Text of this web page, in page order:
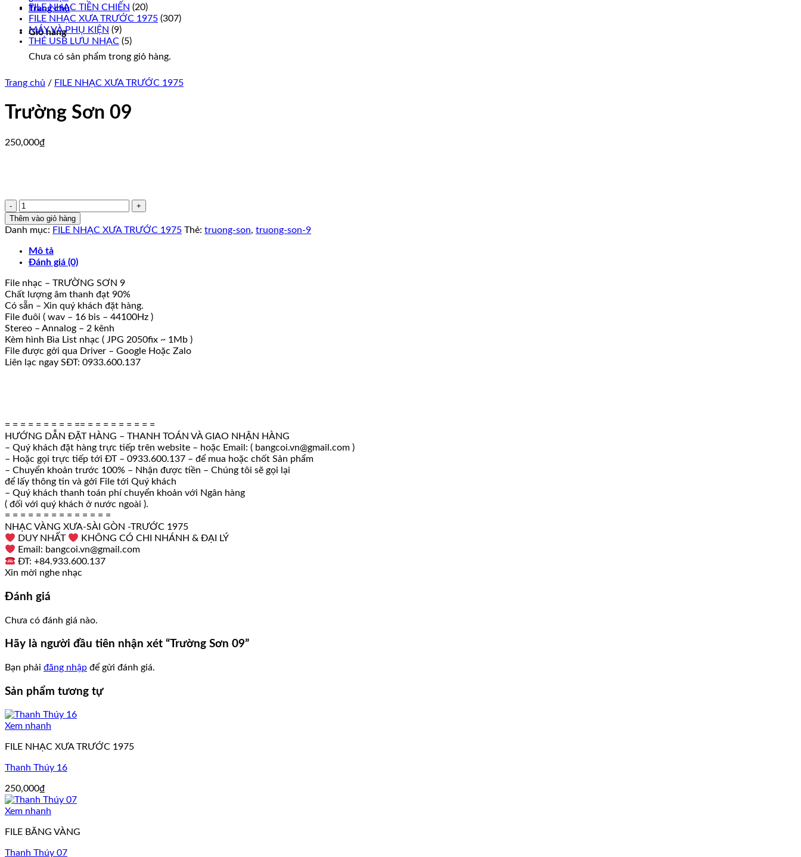
Trang chủ
Giỏ hàng
Chưa có sản phẩm trong giỏ hàng.
FILE NHẠC TIỀN CHIẾN (20)
FILE NHẠC XƯA TRƯỚC 1975 (307)
MÁY VÀ PHỤ KIỆN (9)
THẺ USB LƯU NHẠC (5)
Trang chủ / FILE NHẠC XƯA TRƯỚC 1975
Trường Sơn 09
250,000₫
Trường
Sơn
09
lượng
Thêm vào giỏ hàng
Danh mục: FILE NHẠC XƯA TRƯỚC 1975 Thẻ: truong-son, truong-son-9
Mô tả
Đánh giá (0)
File nhạc – TRƯỜNG SƠN 9
Chất lượng âm thanh đạt 90%
Có sẵn – Xin quý khách đặt hàng.
File đuôi ( wav – 16 bis – 44100Hz )
Stereo – Annalog – 2 kênh
Kèm hình Bìa List nhạc ( JPG 2050fix ~ 1Mb )
File được gởi qua Driver – Google Hoặc Zalo
Liên lạc ngay SĐT: 0933.600.137
= = = = = = = = = == = = = = = = = = =
HƯỚNG DẪN ĐẶT HÀNG – THANH TOÁN VÀ GIAO NHẬN HÀNG
– Quý khách đặt hàng trực tiếp trên website – hoặc Email: ( bangcoi.vn@gmail.com )
– Hoặc gọi trực tiếp tới ĐT – 0933.600.137 – để mua hoặc chốt Sản phẩm
– Chuyển khoản trước 100% – Nhận được tiền – Chúng tôi sẽ gọi lại
để lấy thông tin và gởi File tới Quý khách
– Quý khách thanh toán phí chuyển khoản với Ngân hàng
( đối với quý khách ở nước ngoài ).
= = = = = = = = = = = = = =
NHẠC VÀNG XƯA-SÀI GÒN -TRƯỚC 1975
DUY NHẤT
KHÔNG CÓ CHI NHÁNH & ĐẠI LÝ
Email: bangcoi.vn@gmail.com
ĐT: +84.933.600.137
Xin mời nghe nhạc
Đánh giá
Chưa có đánh giá nào.
Hãy là người đầu tiên nhận xét “Trường Sơn 09”
Bạn phải đăng nhập để gửi đánh giá.
Sản phẩm tương tự
Xem nhanh
FILE NHẠC XƯA TRƯỚC 1975
Thanh Thúy 16
250,000₫
Xem nhanh
FILE BĂNG VÀNG
Thanh Thúy 07